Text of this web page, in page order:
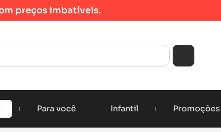
preços imbatíveis.
Para você Infantil Promoções